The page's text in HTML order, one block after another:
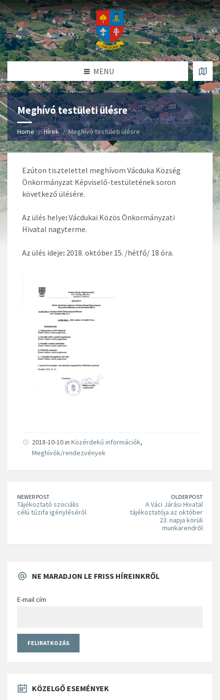
MENU
Meghívó testületi ülésre
Home Hírek Meghívó testületi ülésre
Ezúton tisztelettel meghívom Vácduka Község
Önkormányzat Képviselő-testületének soron
következő ülésére.
Az ülés helye:Vácdukai Közös Önkormányzati
Hivatal nagyterme.
Az ülés ideje: 2018. október 15. /hétfő/ 18 óra.
2018-10-10 in Közérdekű információk,
Meghívók/rendezvények
NEWER POST
Tájékoztató szociális
célú tűzifa igényléséről
OLDER POST
A Váci Járási Hivatal
tájékoztatója az október
23. napja körüli
munkarendről
NE MARADJON LE FRISS HÍREINKRŐL
E-mail cím
KÖZELGŐ ESEMÉNYEK